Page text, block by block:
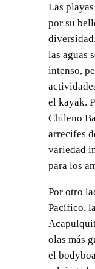
Las
por su
las aguas
intenso,
el kayak.
Chileno
arrecifes
variedad
para los
Por otro
Pacífico,
olas más
el